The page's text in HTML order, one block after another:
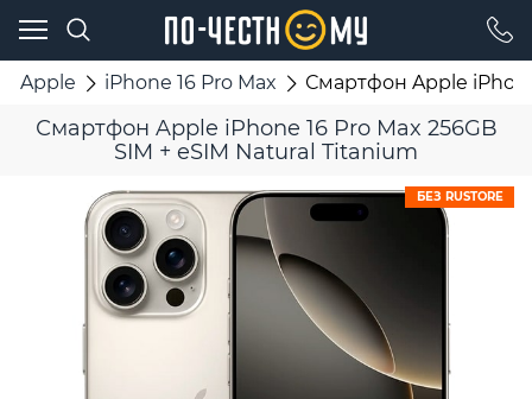
Apple iPhone 16 Pro Max Смартфон Apple
Смартфон Apple iPhone 16 Pro Max 256GB
SIM + eSIM Natural Titanium
БЕЗ RUSTORE